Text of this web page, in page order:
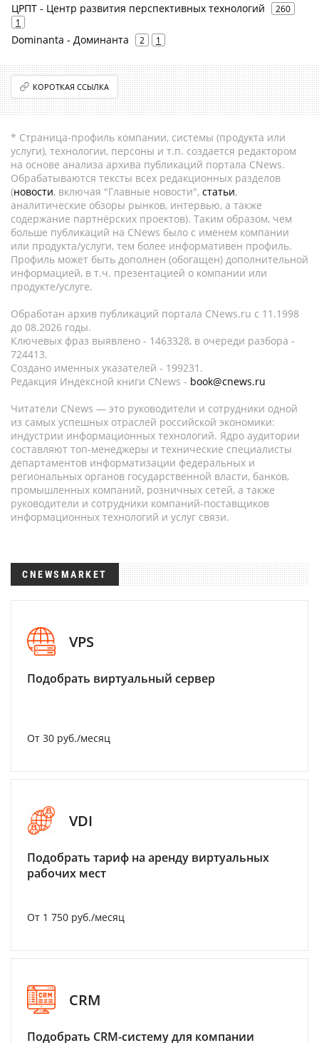
ЦРПТ - Центр развития перспективных технологий
260
1
Dominanta - Доминанта 2 1
КОРОТКАЯ ССЫЛКА
* Страница-профиль компании, системы (продукта или
услуги), технологии, персоны и т.п. создается редактором
на основе анализа архива публикаций портала CNews.
Обрабатываются тексты всех редакционных разделов
(новости, включая "Главные новости", статьи,
аналитические обзоры рынков, интервью, а также
содержание партнёрских проектов). Таким образом, чем
больше публикаций на CNews было с именем компании
или продукта/услуги, тем более информативен профиль.
Профиль может быть дополнен (обогащен) дополнительной
информацией, в т.ч. презентацией о компании или
продукте/услуге.
Обработан архив публикаций портала CNews.ru c 11.1998
до 08.2026 годы.
Ключевых фраз выявлено - 1463328, в очереди разбора -
724413.
Создано именных указателей - 199231.
Редакция Индексной книги CNews - book@cnews.ru
Читатели CNews — это руководители и сотрудники одной
из самых успешных отраслей российской экономики:
индустрии информационных технологий. Ядро аудитории
составляют топ-менеджеры и технические специалисты
департаментов информатизации федеральных и
региональных органов государственной власти, банков,
промышленных компаний, розничных сетей, а также
руководители и сотрудники компаний-поставщиков
информационных технологий и услуг связи.
CNEWSMARKET
VPS
Подобрать виртуальный сервер
От 30 руб./месяц
VDI
Подобрать тариф на аренду виртуальных
рабочих мест
От 1 750 руб./месяц
CRM
Подобрать CRM-систему для компании